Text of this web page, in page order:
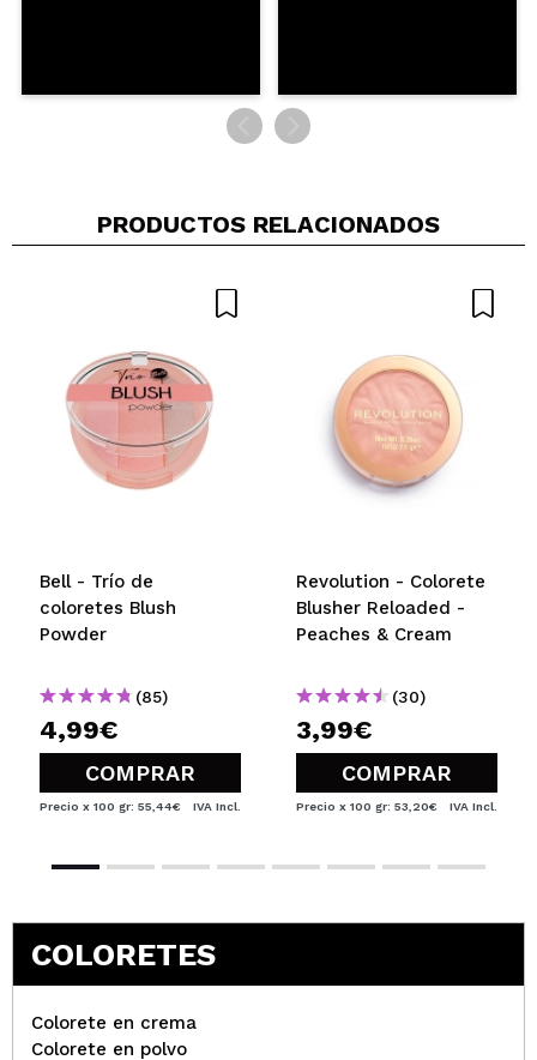
PRODUCTOS RELACIONADOS
Bell - Trío de
coloretes Blush
Powder
(85)
4,99€
COMPRAR
Precio x 100 gr: 55,44€ IVA Incl.
Revolution - Colorete
Blusher Reloaded -
Peaches & Cream
(30)
3,99€
COMPRAR
Precio x 100 gr: 53,20€ IVA Incl.
COLORETES
Colorete en crema
Colorete en polvo